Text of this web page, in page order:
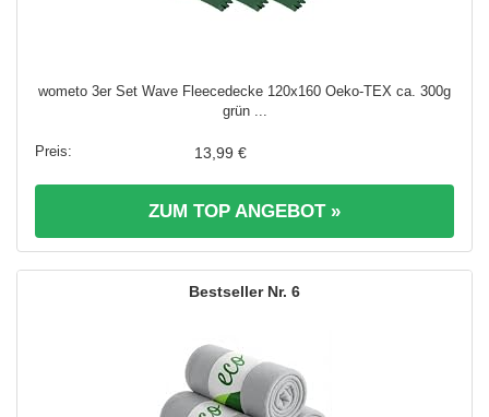
wometo 3er Set Wave Fleecedecke 120x160 Oeko-TEX ca. 300g
grün ...
13,99 €
ZUM TOP ANGEBOT »
6